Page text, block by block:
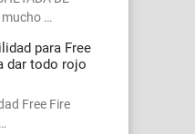
mucho …
para Free
dar todo rojo
Free Fire